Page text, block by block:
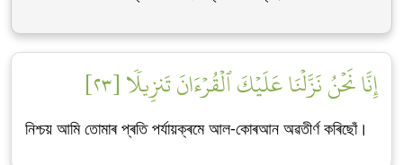
إِنَّا نَحۡنُ نَزَّلۡنَا عَلَيۡكَ ٱلۡقُرۡءَانَ تَنزِيلٗا [٢٣]
নিশ্চয় আমি তোমাৰ প্ৰতি পৰ্যায়ক্ৰমে আল-কোৰআন অৱতীৰ্ণ কৰিছোঁ।